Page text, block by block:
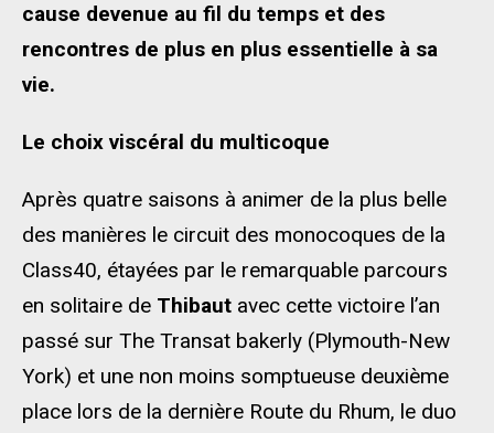
cause devenue au fil du temps et des
rencontres de plus en plus essentielle à sa
vie.
Le choix viscéral du multicoque
Après quatre saisons à animer de la plus belle
des manières le circuit des monocoques de la
Class40, étayées par le remarquable parcours
en solitaire de Thibaut avec cette victoire l’an
passé sur The Transat bakerly (Plymouth-New
York) et une non moins somptueuse deuxième
place lors de la dernière Route du Rhum, le duo